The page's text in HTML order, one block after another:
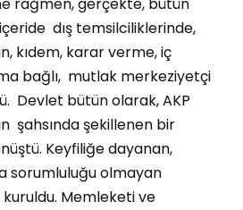
dış temsilciliklerinde,
kıdem, karar verme, iç
bağlı, mutlak merkeziyetçi
Devlet bütün olarak, AKP
şahsında şekillenen bir
Keyfiliğe dayanan,
sorumluluğu olmayan
Memleketi ve